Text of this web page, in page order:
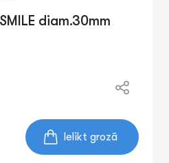
diam.30mm
Ielikt grozā